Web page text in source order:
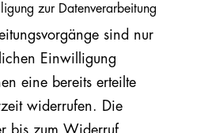
zur Datenverarbeitung
sind nur
Einwilligung
eine bereits erteilte
widerrufen. Die
bis zum Widerruf